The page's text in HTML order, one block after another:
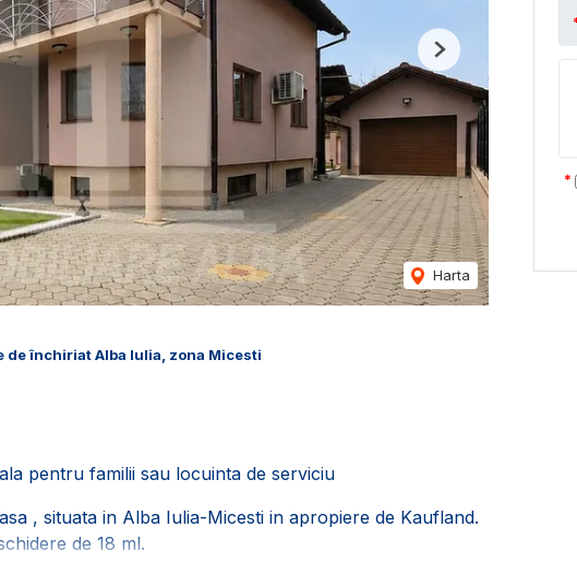
Harta
Next
de închiriat Alba Iulia, zona Micesti
pentru familii sau locuinta de serviciu
, situata in Alba Iulia-Micesti in apropiere de Kaufland.
de 18 ml.